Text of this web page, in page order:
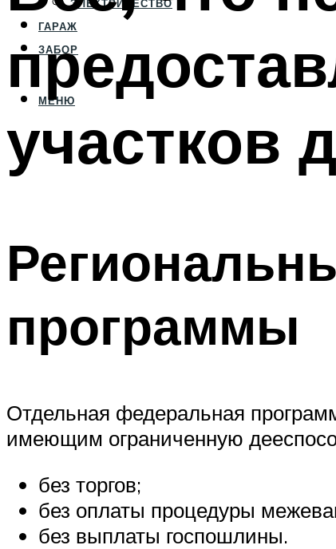
ЭЛЕКТРИЧЕСТВО
ГАРАЖ
ЗАБОР
МЕНЮ
участков
программы
Отдельная федеральная
имеющим ограниченную
без торгов;
без оплаты процедуры
без выплаты госпошлины.